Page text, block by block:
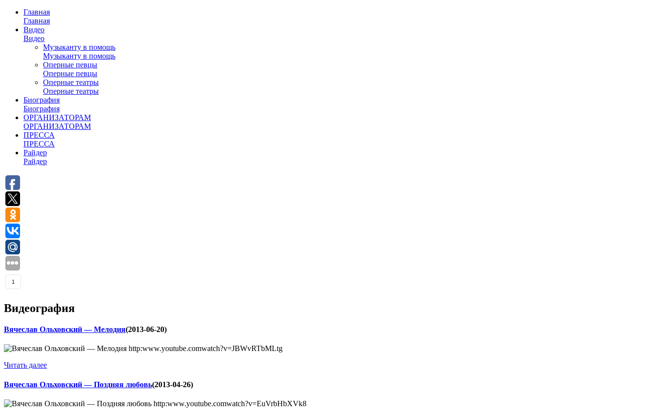
Главная
Главная
Видео
Видео
Музыканту в помощь
Музыканту в помощь
Оперные певцы
Оперные певцы
Оперные театры
Оперные театры
Биография
Биография
ОРГАНИЗАТОРАМ
ОРГАНИЗАТОРАМ
ПРЕССА
ПРЕССА
Райдер
Райдер
1
Видеография
Вячеслав Ольховский — Мелодия(2013-06-20)
http:www.youtube.comwatch?v=JBWvRTbMLtg
Читать далее
Вячеслав Ольховский — Поздняя любовь(2013-04-26)
http:www.youtube.comwatch?v=EuVrbHbXVk8